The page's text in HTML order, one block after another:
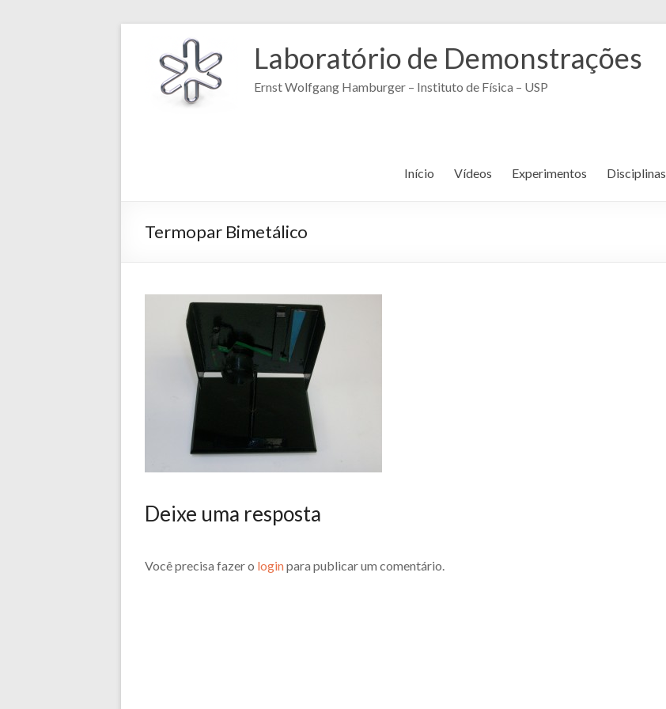
Laboratório de Demonstrações
Ernst Wolfgang Hamburger – Instituto de Física – USP
Início Vídeos Experimentos Disciplinas
Termopar Bimetálico
Deixe uma resposta
Você precisa fazer o loginpara publicar um comentário.